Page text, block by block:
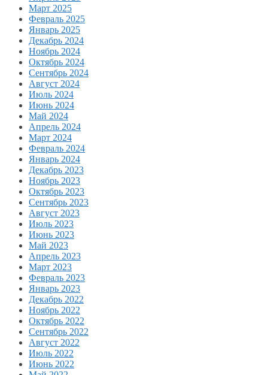
Март 2025
Февраль 2025
Январь 2025
Декабрь 2024
Ноябрь 2024
Октябрь 2024
Сентябрь 2024
Август 2024
Июль 2024
Июнь 2024
Май 2024
Апрель 2024
Март 2024
Февраль 2024
Январь 2024
Декабрь 2023
Ноябрь 2023
Октябрь 2023
Сентябрь 2023
Август 2023
Июль 2023
Июнь 2023
Май 2023
Апрель 2023
Март 2023
Февраль 2023
Январь 2023
Декабрь 2022
Ноябрь 2022
Октябрь 2022
Сентябрь 2022
Август 2022
Июль 2022
Июнь 2022